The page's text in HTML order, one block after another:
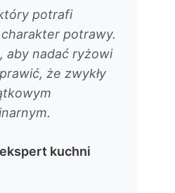
potrafi
potrawy.
aby nadać ryżowi
że zwykły
kuchni